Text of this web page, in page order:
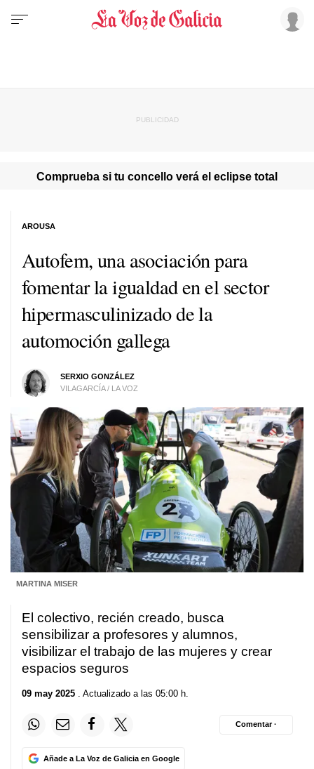
Comprueba si tu concello verá el eclipse total
Autofem, una asociación para
fomentar la igualdad en el sector
hipermasculinizado de la
automoción gallega
SERXIO GONZÁLEZ
VILAGARCÍA / LA VOZ
AROUSA
MARTINA MISER
El colectivo, recién creado, busca
sensibilizar a profesores y alumnos,
visibilizar el trabajo de las mujeres y crear
espacios seguros
09 may 2025 . Actualizado a las 05:00 h.
Añade a La Voz de Galicia en Google
Comentar ·